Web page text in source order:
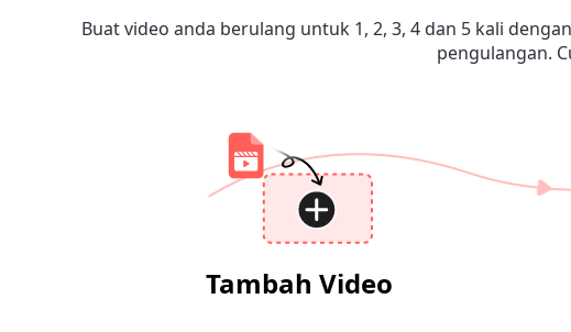
Buat video anda berulang untuk 1, 2, 3, 4 dan 5 kali
pengulangan.
Tambah Video